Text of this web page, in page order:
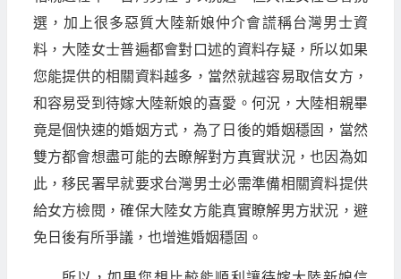
選，加上很多惡質大陸新娘仲介會謊稱台灣男士資
料，大陸女士普遍都會對口述的資料存疑，所以如果
您能提供的相關資料越多，當然就越容易取信女方，
和容易受到待嫁大陸新娘的喜愛。何況，大陸相親畢
竟是個快速的婚姻方式，為了日後的婚姻穩固，當然
雙方都會想盡可能的去瞭解對方真實狀況，也因為如
此，移民署早就要求台灣男士必需準備相關資料提供
給女方檢閱，確保大陸女方能真實瞭解男方狀況，避
免日後有所爭議，也增進婚姻穩固。